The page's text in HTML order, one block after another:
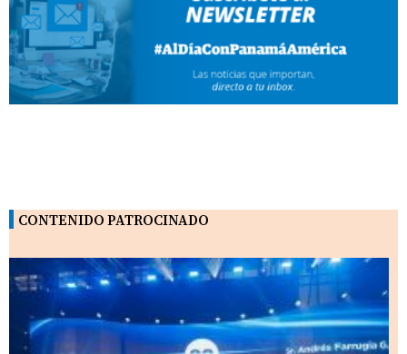
CONTENIDO PATROCINADO